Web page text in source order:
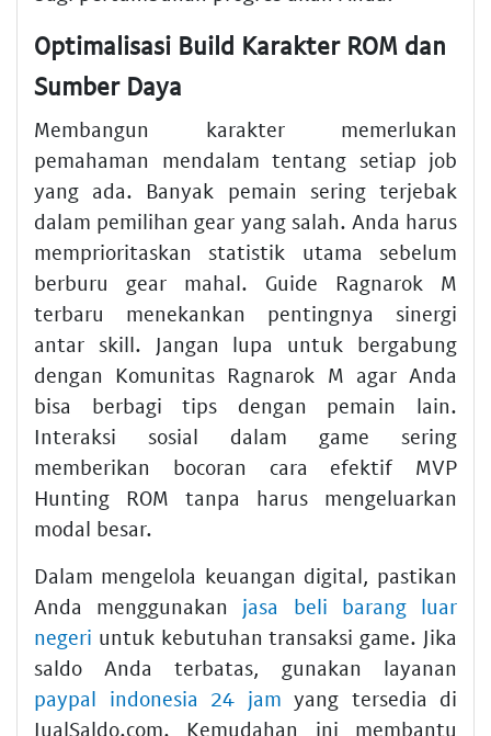
Optimalisasi Build Karakter ROM dan
Sumber Daya
Membangun karakter memerlukan
pemahaman mendalam tentang setiap job
yang ada. Banyak pemain sering terjebak
dalam pemilihan gear yang salah. Anda harus
memprioritaskan statistik utama sebelum
berburu gear mahal. Guide Ragnarok M
terbaru menekankan pentingnya sinergi
antar skill. Jangan lupa untuk bergabung
dengan Komunitas Ragnarok M agar Anda
bisa berbagi tips dengan pemain lain.
Interaksi sosial dalam game sering
memberikan bocoran cara efektif MVP
Hunting ROM tanpa harus mengeluarkan
modal besar.
Dalam mengelola keuangan digital, pastikan
Anda menggunakan jasa beli barang luar
negeri untuk kebutuhan transaksi game. Jika
saldo Anda terbatas, gunakan layanan
paypal indonesia 24 jam yang tersedia di
JualSaldo.com. Kemudahan ini membantu